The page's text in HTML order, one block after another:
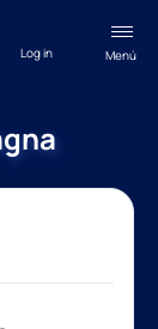
Menú
Log in